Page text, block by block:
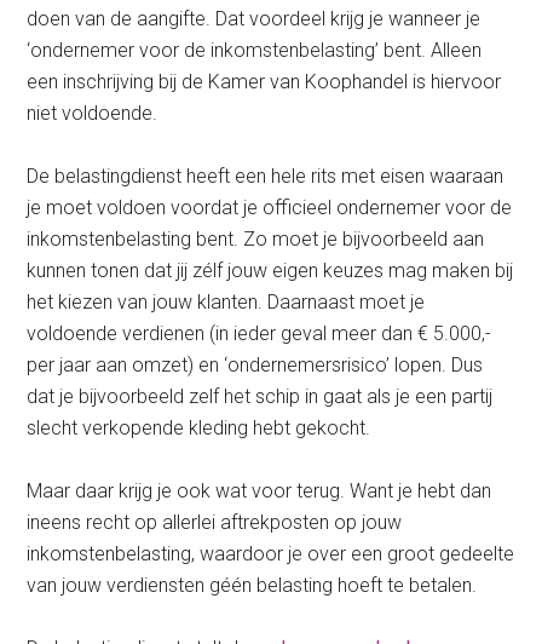
doen van de aangifte. Dat voordeel krijg je wanneer je
‘ondernemer voor de inkomstenbelasting’ bent. Alleen
een inschrijving bij de Kamer van Koophandel is hiervoor
niet voldoende.
De belastingdienst heeft een hele rits met eisen waaraan
je moet voldoen voordat je officieel ondernemer voor de
inkomstenbelasting bent. Zo moet je bijvoorbeeld aan
kunnen tonen dat jij zélf jouw eigen keuzes mag maken bij
het kiezen van jouw klanten. Daarnaast moet je
voldoende verdienen (in ieder geval meer dan € 5.000,-
per jaar aan omzet) en ‘ondernemersrisico’ lopen. Dus
dat je bijvoorbeeld zelf het schip in gaat als je een partij
slecht verkopende kleding hebt gekocht.
Maar daar krijg je ook wat voor terug. Want je hebt dan
ineens recht op allerlei aftrekposten op jouw
inkomstenbelasting, waardoor je over een groot gedeelte
van jouw verdiensten géén belasting hoeft te betalen.